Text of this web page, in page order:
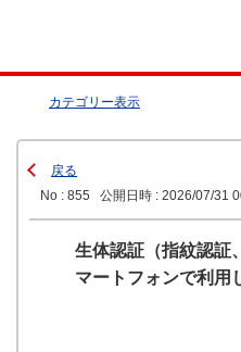
カテゴリー表示
戻る
No : 855
公開日時 : 2026/07/31
生体認証（指紋認証
マートフォンで利用